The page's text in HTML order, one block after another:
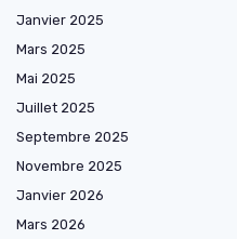
Janvier 2025
Mars 2025
Mai 2025
Juillet 2025
Septembre 2025
Novembre 2025
Janvier 2026
Mars 2026